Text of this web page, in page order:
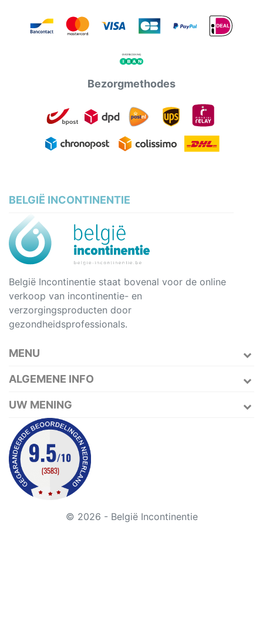
Bezorgmethodes
BELGIË INCONTINENTIE
België Incontinentie staat bovenal voor de online
verkoop van incontinentie- en
verzorgingsproducten door
gezondheidsprofessionals.
MENU
ALGEMENE INFO
UW MENING
© 2026 - België Incontinentie